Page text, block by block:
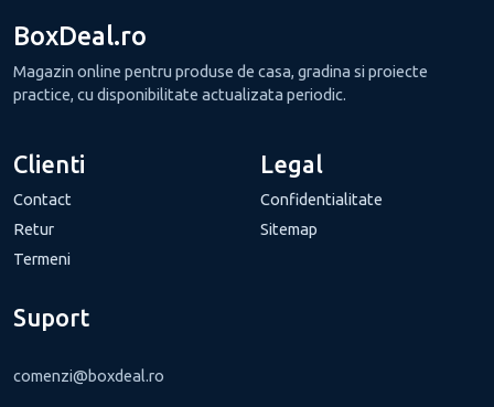
BoxDeal.ro
Magazin online pentru produse de casa, gradina si proiecte
practice, cu disponibilitate actualizata periodic.
Clienti
Contact
Retur
Termeni
Legal
Confidentialitate
Sitemap
Suport
comenzi@boxdeal.ro